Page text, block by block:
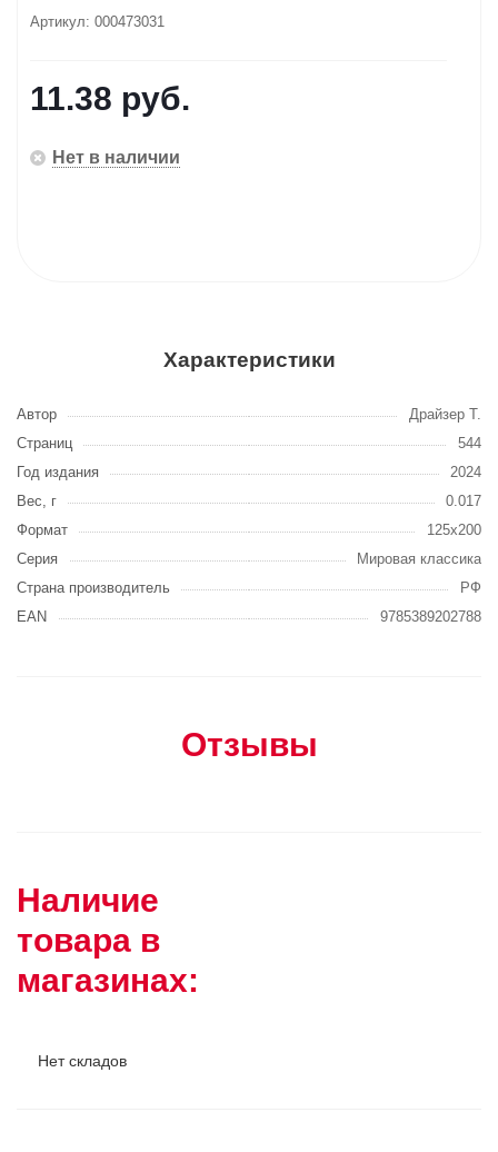
Артикул: 000473031
11.38 руб.
Нет в наличии
Характеристики
Автор
Драйзер Т.
Страниц
544
Год издания
2024
Вес, г
0.017
Формат
125х200
Серия
Мировая классика
Страна производитель
РФ
EAN
9785389202788
Отзывы
Наличие
товара в
магазинах:
Нет складов